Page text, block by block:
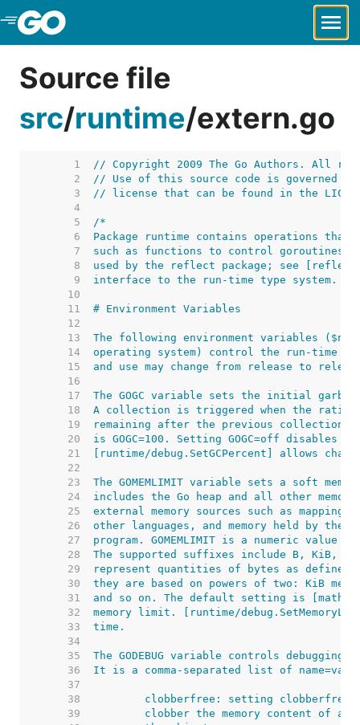
Skip to Main Content
Source file
src/runtime/extern.go
     1
// Copyright 2009 The Go Authors. All
     2
// Use of this source code is governed by
     3
// license that can be found in the
     4
     5
     6
     7
     8
     9
    10
    11
    12
    13
    14
    15
    16
    17
    18
    19
    20
    21
    22
    23
    24
    25
    26
    27
    28
    29
    30
    31
    32
    33
    34
    35
    36
    37
    38
    39